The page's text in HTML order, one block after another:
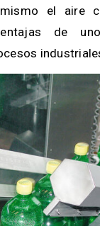
el aire
de